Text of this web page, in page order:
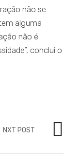
não se
alguma
não é
conclui o
NXT POST